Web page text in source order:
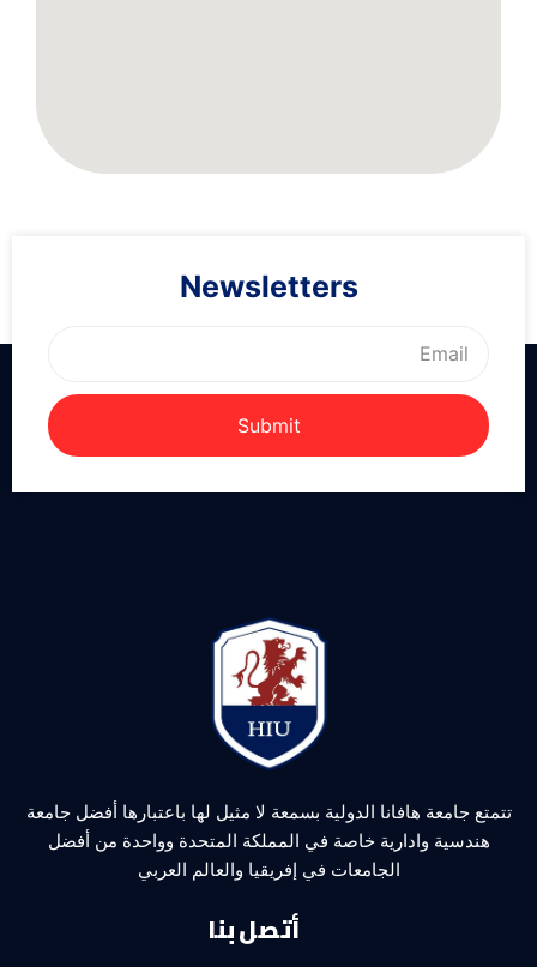
Newsletters
Submit
تتمتع جامعة هافانا الدولية بسمعة لا مثيل لها باعتبارها أفضل جامعة
هندسية وادارية خاصة في المملكة المتحدة وواحدة من أفضل
الجامعات في إفريقيا والعالم العربي
أتصل بنا